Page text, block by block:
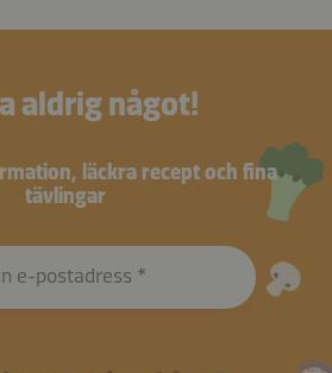
aldrig något!
läckra recept och fina
tävlingar
e-postadress